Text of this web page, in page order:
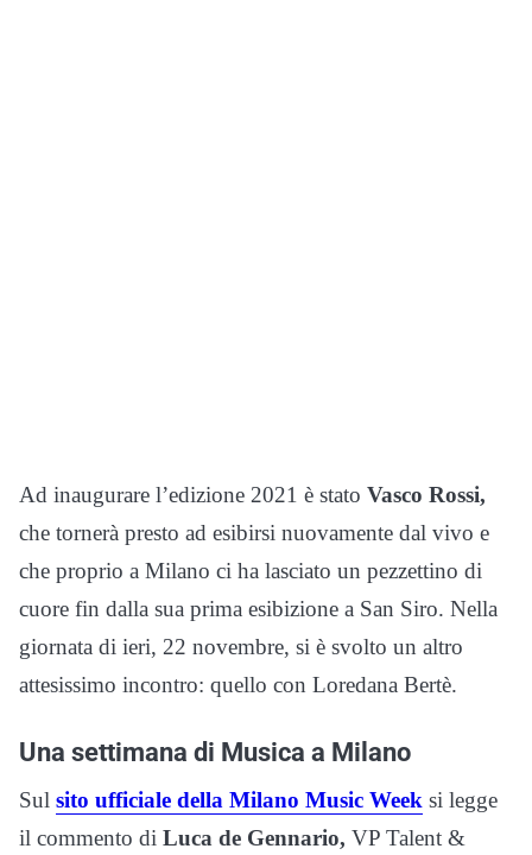
Ad inaugurare l’edizione 2021 è stato Vasco Rossi,
che tornerà presto ad esibirsi nuovamente dal vivo e
che proprio a Milano ci ha lasciato un pezzettino di
cuore fin dalla sua prima esibizione a San Siro. Nella
giornata di ieri, 22 novembre, si è svolto un altro
attesissimo incontro: quello con Loredana Bertè.
Una settimana di Musica a Milano
Sul sito ufficiale della Milano Music Week si legge
il commento di Luca de Gennario, VP Talent &